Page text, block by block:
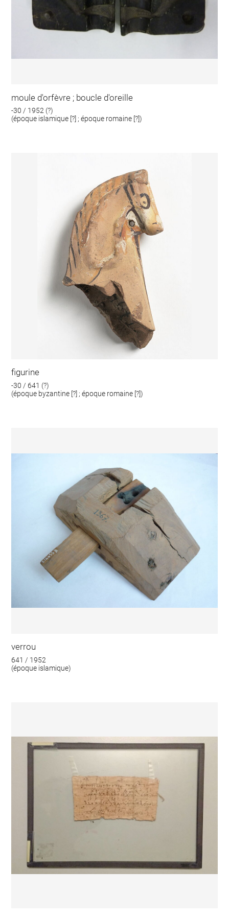
moule d'orfèvre ; boucle d'oreille
-30 / 1952 (?)
(époque islamique [?] ; époque romaine [?])
figurine
-30 / 641 (?)
(époque byzantine [?] ; époque romaine [?])
verrou
641 / 1952
(époque islamique)